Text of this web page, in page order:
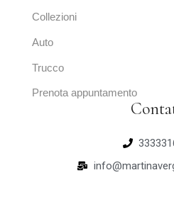
Collezioni
Auto
Trucco
Prenota appuntamento